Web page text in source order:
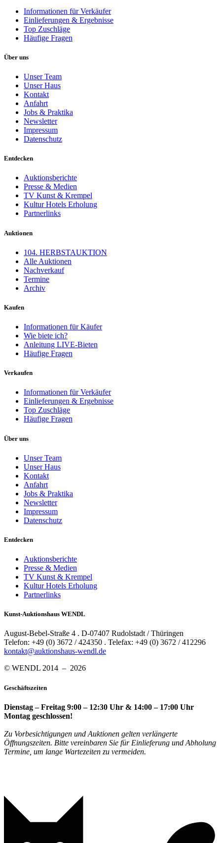
Informationen für Verkäufer
Einlieferungen & Ergebnisse
Top Zuschläge
Häufige Fragen
Über uns
Unser Team
Unser Haus
Kontakt
Anfahrt
Jobs & Praktika
Newsletter
Impressum
Datenschutz
Entdecken
Auktionsberichte
Presse & Medien
TV Kunst & Krempel
Kultur Hotels Erholung
Partnerlinks
Auktionen
104. HERBSTAUKTION
Alle Auktionen
Nachverkauf
Termine
Archiv
Kaufen
Informationen für Käufer
Wie biete ich?
Anleitung LIVE-Bieten
Häufige Fragen
Verkaufen
Informationen für Verkäufer
Einlieferungen & Ergebnisse
Top Zuschläge
Häufige Fragen
Über uns
Unser Team
Unser Haus
Kontakt
Anfahrt
Jobs & Praktika
Newsletter
Impressum
Datenschutz
Entdecken
Auktionsberichte
Presse & Medien
TV Kunst & Krempel
Kultur Hotels Erholung
Partnerlinks
Kunst-Auktionshaus WENDL
August-Bebel-Straße 4 . D-07407 Rudolstadt / Thüringen
Telefon: +49 (0) 3672 / 424350 . Telefax: +49 (0) 3672 / 412296
kontakt@auktionshaus-wendl.de
© WENDL 2014 – 2026
Geschäftszeiten
Dienstag – Freitag 9:00 – 12:30 Uhr & 14:00 – 17:00 Uhr
Montag geschlossen!
Zu Vorbesichtigungen und Auktionen gelten verlängerte
Öffnungszeiten. Bitte vereinbaren Sie für Einlieferung und Abholung
Termine, um lange Wartezeiten zu vermeiden.